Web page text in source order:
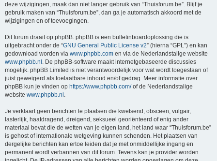
deze wijzigingen, maak dan niet langer gebruik van “Thuisforum.be”. Blijf je
gebruik maken van “Thuisforum.be”, dan ga je automatisch akkoord met de
wijzigingen en of toevoegingen.
Dit forum draait op phpBB. phpBB is een bulletinboardoplossing die is
uitgebracht onder de “GNU General Public License v2” (hierna “GPL”) en kan
gedownload worden via www.phpbb.com en via de Nederlandstalige website
www.phpbb.nl . De phpBB-software maakt internetgebaseerde discussies
mogelijk. phpBB Limited is niet verantwoordelijk voor wat wordt toegestaan of
juist geweigerd als toelaatbare inhoud en/of gedrag. Meer informatie over
phpBB kun je vinden op https://www.phpbb.com/of de Nederlandstalige
website www.phpbb.nl .
Je verklaart geen berichten te plaatsen die kwetsend, obsceen, vulgair,
lasterlijk, haatdragend, dreigend, seksueel georiënteerd of enig ander
materiaal bevat die de wetten van je eigen land, het land waar “Thuisforum.be”
is gehost of internationale wetgeving kunnen schenden. Het plaatsen van
dergelijke berichten kan ertoe leiden dat je met onmiddellijke ingang en
permanent wordt verbannen van dit forum. Tevens kan je provider worden